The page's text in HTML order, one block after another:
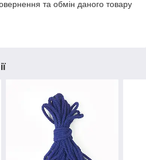
та обмін даного товару